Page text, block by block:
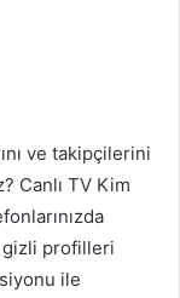
ve takipçilerini
Canlı TV Kim
gizli profilleri
ile